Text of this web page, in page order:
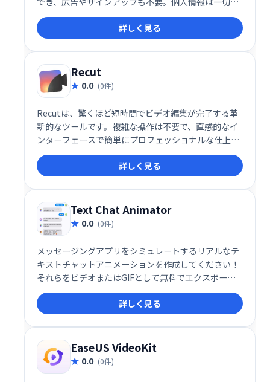
集せず、プライバシーを尊重した設計です。あなたの
大切な写真を、簡単に最適化しましょう。
詳しく見る
Recut
0.0 (0件)
Recutは、驚くほど短時間でビデオ編集が完了する革
新的なツールです。複雑な操作は不要で、直感的なイ
ンターフェースで簡単にプロフェッショナルな仕上が
りに。時間を大幅に節約し、効率的なビデオ制作を実
現します。
詳しく見る
Text Chat Animator
0.0 (0件)
メッセージングアプリをシミュレートするリアルなテ
キストチャットアニメーションを作成してください！
それらをビデオまたはGIFとして無料でエクスポート
して、ストーリー、コマーシャル、ミームを作成しま
す。
詳しく見る
EaseUS VideoKit
0.0 (0件)